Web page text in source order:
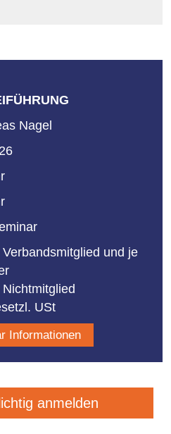
Nagel
und je
USt
Informationen
anmelden